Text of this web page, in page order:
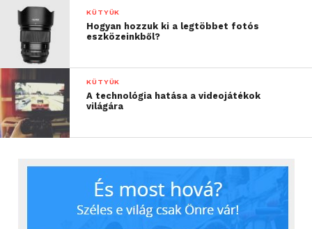
KÜTYÜK
Hogyan hozzuk ki a legtöbbet fotós
eszközeinkből?
KÜTYÜK
A technológia hatása a videojátékok
világára